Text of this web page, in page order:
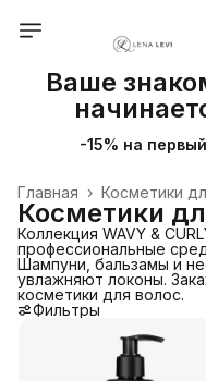
Ваше
-15% на
Косметики
Главная ›
Косметики
Коллекция WAVY &
профессиональные
Шампуни, бальзамы и
увлажняют локоны.
косметики для волос.
Фильтры